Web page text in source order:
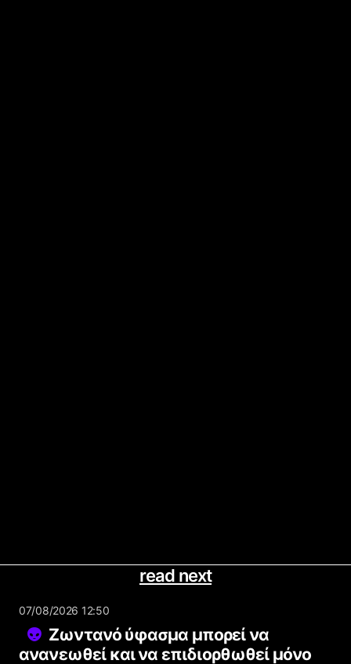
read next
07/08/2026 12:50
Ζωντανό ύφασμα μπορεί να
ανανεωθεί και να επιδιορθωθεί μόνο